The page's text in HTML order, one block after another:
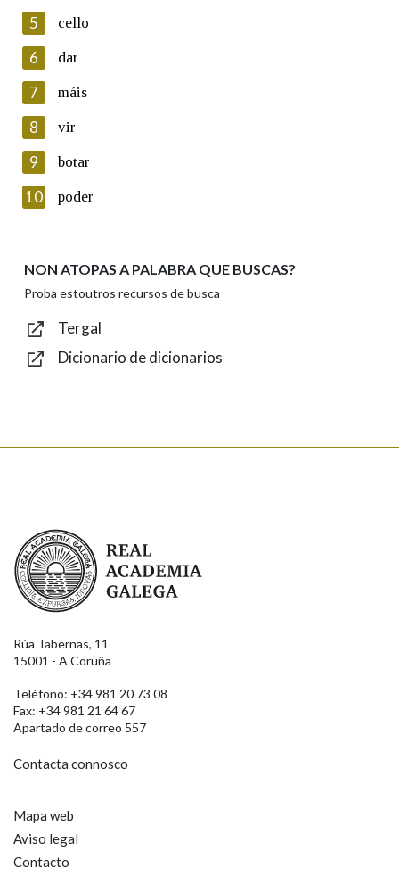
electrónico, así como calquera outra información de carácter
persoal, que estes datos serán obxecto de tratamento
automatizado de carácter confidencial e incorporados aos seus
ficheiros informáticos. Así mesmo, os usuarios poderán exercer o
seu dereito de acceso, rectificación, oposición e cancelación dos
seus datos poñéndose en contacto connosco.
Lin e acepto as condicións da política de
Introduce o código que aparece na imaxe:
Texto de verificación
5 cello
6 dar
7 máis
8 vir
9 botar
10 poder
NON ATOPAS A PALABRA QUE BUSCAS?
Proba estoutros recursos de busca
Tergal
Dicionario de dicionarios
Real Academia Galega
Rúa Tabernas, 11
15001 - A Coruña
Teléfono: +34 981 20 73 08
Fax: +34 981 21 64 67
Apartado de correo 557
Contacta connosco
Mapa web
Aviso legal
Contacto